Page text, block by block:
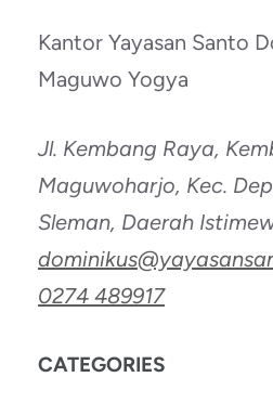
Kantor Yayasan Santo
Maguwo Yogya
Jl. Kembang Raya,
Maguwoharjo, Kec.
Sleman, Daerah
0274 489917
CATEGORIES